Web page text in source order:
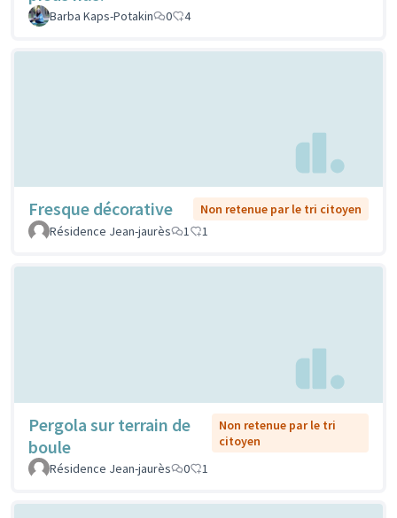
Barba Kaps-Potakin 0 4
Fresque décorative
Non retenue par le tri citoyen
Résidence Jean-jaurès
1 1
Pergola sur terrain de
boule
Non retenue par le tri
citoyen
Résidence Jean-jaurès
0 1